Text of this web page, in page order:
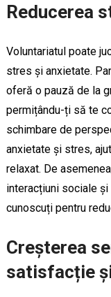
Reducerea
Voluntariatul poate
stres și anxietate.
oferă o pauză de la
permițându-ți să te
schimbare de
anxietate și stres,
relaxat. De
interacțiuni sociale
cunoscuți pentru
Creșterea
satisfacție